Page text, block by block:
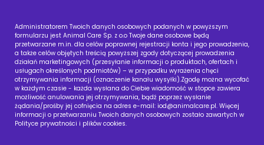
Administratorem Twoich danych osobowych podanych w powyższym
formularzu jest Animal Care Sp. z o.o Twoje dane osobowe będą
przetwarzane m.in. dla celów poprawnej rejestracji konta i jego prowadzenia,
a także celów objętych treścią powyższej zgody dotyczącej prowadzenia
działań marketingowych (przesyłanie informacji o produktach, ofertach i
usługach określonych podmiotów) – w przypadku wyrażenia chęci
otrzymywania informacji (oznaczenie kanału wysyłki).Zgodę można wycofać
w każdym czasie - każda wysłana do Ciebie wiadomość w stopce zawiera
możliwość anulowania jej otrzymywania, bądź poprzez wysłanie
żądania/prośby jej cofnięcia na adres e-mail: iod@animalcare.pl. Więcej
informacji o przetwarzaniu Twoich danych osobowych zostało zawartych w
Polityce prywatności i plików cookies.